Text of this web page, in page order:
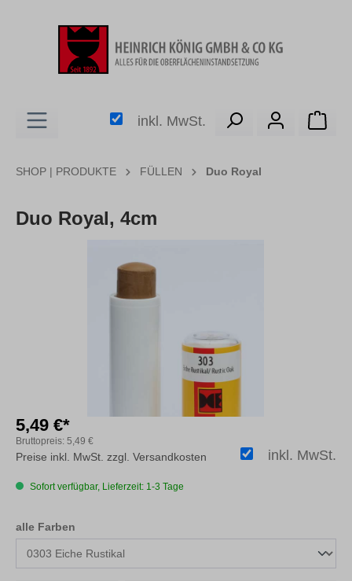
inkl. MwSt.
SHOP | PRODUKTE FÜLLEN Duo Royal
Duo Royal, 4cm
5,49 €*
Bruttopreis: 5,49 €
inkl. MwSt.
Preise inkl. MwSt. zzgl. Versandkosten
Sofort verfügbar, Lieferzeit: 1-3 Tage
alle Farben